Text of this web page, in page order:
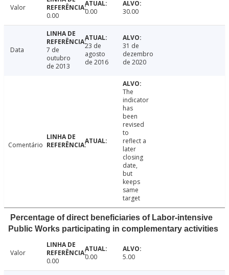
Valor
0.00
0.00 30.00
Data
7 de
outubro
de 2013
23 de
agosto
de 2016
31 de
dezembro
de 2020
Comentário
The
indicator
has
been
revised
to
reflect a
later
closing
date,
but
keeps
same
target
Percentage of direct beneficiaries of Labor-intensive
Public Works participating in complementary activities
Valor
0.00
0.00 5.00